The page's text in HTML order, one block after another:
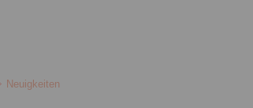
Neuigkeiten